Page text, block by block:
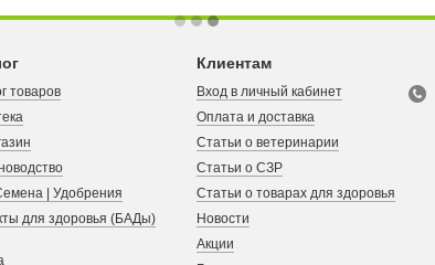
товаров
| Удобрения
для здоровья (БАДы)
Клиентам
Вход в личный кабинет
Оплата и доставка
Статьи о ветеринарии
Статьи о СЗР
Статьи о товарах для здоровья
Новости
Акции